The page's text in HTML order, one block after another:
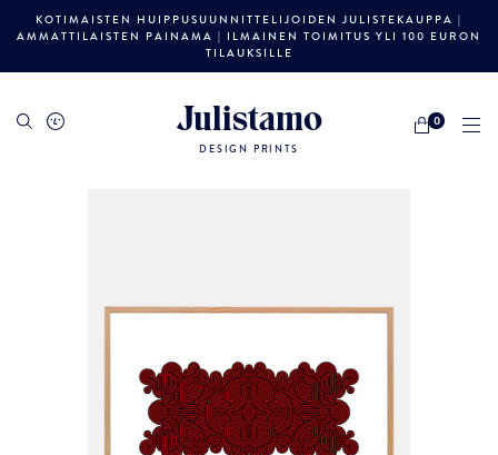
KOTIMAISTEN HUIPPUSUUNNITTELIJOIDEN JULISTEKAUPPA |
AMMATTILAISTEN PAINAMA | ILMAINEN TOIMITUS YLI 100 EURON
TILAUKSILLE
Julistamo
DESIGN PRINTS
0